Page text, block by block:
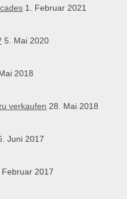
1. Februar 2021
5. Mai 2020
2018
verkaufen 28. Mai 2018
Juni 2017
Februar 2017